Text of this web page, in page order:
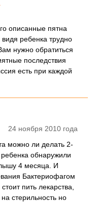
описанные пятна
ребенка трудно
нужно обратиться
последствия
есть при каждой
24 ноября 2010 года
можно ли делать 2-
обнаружили
4 месяца. И
Бактериофагом
пить лекарства,
стерильность но